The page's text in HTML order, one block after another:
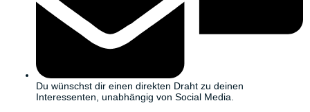
Du wünschst dir einen direkten Draht zu deinen
Interessenten, unabhängig von Social Media.